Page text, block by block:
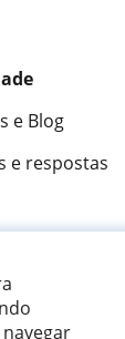
e Blog
e respostas